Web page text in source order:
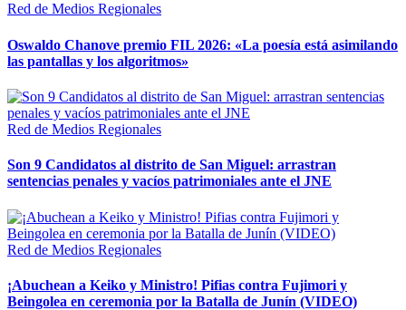
Red de Medios Regionales
Oswaldo Chanove premio FIL 2026: «La poesía está asimilando
las pantallas y los algoritmos»
Red de Medios Regionales
Son 9 Candidatos al distrito de San Miguel: arrastran
sentencias penales y vacíos patrimoniales ante el JNE
Red de Medios Regionales
¡Abuchean a Keiko y Ministro! Pifias contra Fujimori y
Beingolea en ceremonia por la Batalla de Junín (VIDEO)